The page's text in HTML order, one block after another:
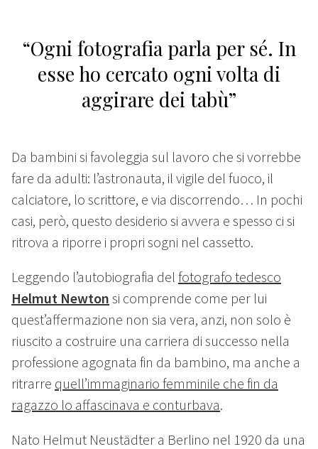
“Ogni fotografia parla per sé. In
esse ho cercato ogni volta di
aggirare dei tabù”
Da bambini si favoleggia sul lavoro che si vorrebbe
fare da adulti: l’astronauta, il vigile del fuoco, il
calciatore, lo scrittore, e via discorrendo… In pochi
casi, però, questo desiderio si avvera e spesso ci si
ritrova a riporre i propri sogni nel cassetto.
Leggendo l’autobiografia del fotografo tedesco
Helmut Newton si comprende come per lui
quest’affermazione non sia vera, anzi, non solo è
riuscito a costruire una carriera di successo nella
professione agognata fin da bambino, ma anche a
ritrarre quell’immaginario femminile che fin da
ragazzo lo affascinava e conturbava.
Nato Helmut Neustädter a Berlino nel 1920 da una